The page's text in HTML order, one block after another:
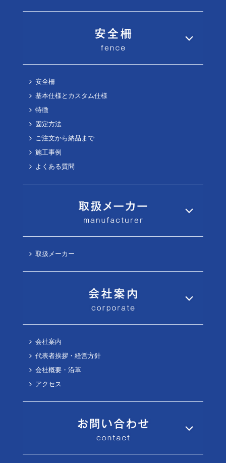
安全柵
基本仕様とカスタム仕様
特徴
固定方法
ご注文から納品まで
施工事例
よくある質問
取扱メーカー
会社案内
代表者挨拶・経営方針
会社概要・沿革
アクセス